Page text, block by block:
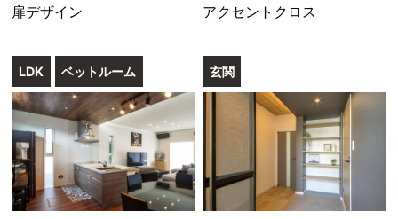
扉デザイン アクセントクロス
LDK ベットルーム 玄関